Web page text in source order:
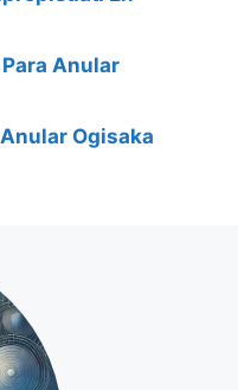
Anular
Ogisaka